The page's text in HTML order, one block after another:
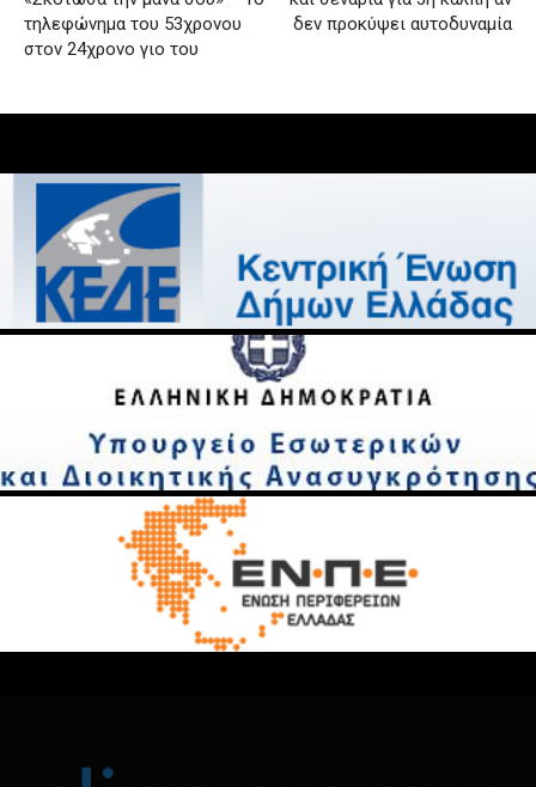
τηλεφώνημα του 53χρονου
στον 24χρονο γιο του
δεν προκύψει αυτοδυναμία